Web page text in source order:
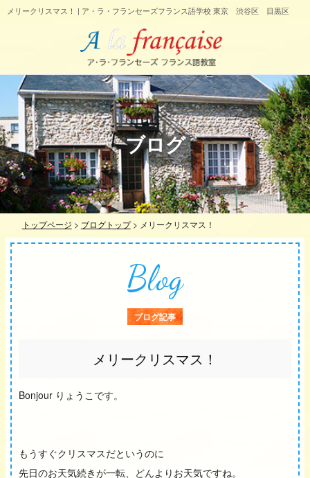
メリークリスマス！ | ア・ラ・フランセーズフランス語学校 東京 渋谷区 目黒区
ブログ
トップページ > ブログトップ> メリークリスマス！
Blog
ブログ記事
メリークリスマス！
Bonjour りょうこです。
もうすぐクリスマスだというのに
先日のお天気続きが一転、どんよりお天気ですね。